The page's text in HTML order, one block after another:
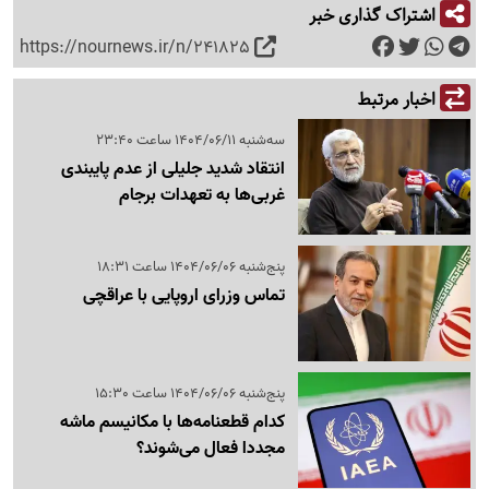
اشتراک گذاری خبر
https://nournews.ir/n/241825
اخبار مرتبط
سه‌شنبه 1404/06/11 ساعت 23:40
انتقاد شدید جلیلی از عدم پایبندی
غربی‌ها به تعهدات برجام
پنج‌شنبه 1404/06/06 ساعت 18:31
تماس وزرای اروپایی با عراقچی
پنج‌شنبه 1404/06/06 ساعت 15:30
کدام قطعنامه‌ها با مکانیسم ماشه
مجددا فعال می‌شوند؟